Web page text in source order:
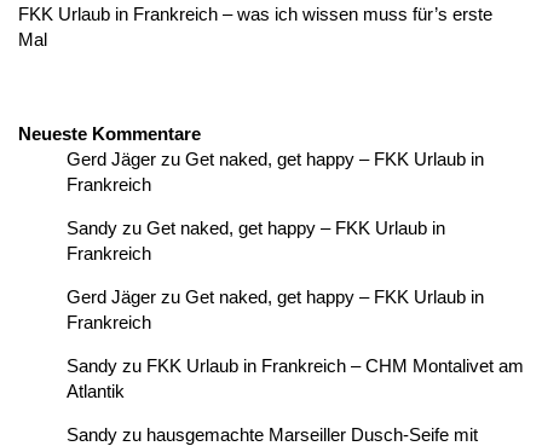
FKK Urlaub in Frankreich – was ich wissen muss für’s erste
Mal
Neueste Kommentare
Gerd Jäger zu Get naked, get happy – FKK Urlaub in
Frankreich
Sandy zu Get naked, get happy – FKK Urlaub in
Frankreich
Gerd Jäger zu Get naked, get happy – FKK Urlaub in
Frankreich
Sandy zu FKK Urlaub in Frankreich – CHM Montalivet am
Atlantik
Sandy zu hausgemachte Marseiller Dusch-Seife mit